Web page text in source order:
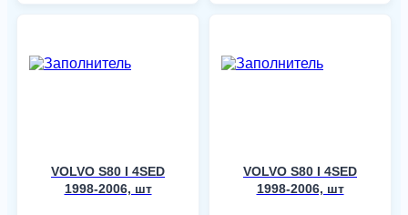
VOLVO S80 I 4SED
1998-2006, шт
VOLVO S80 I 4SED
1998-2006, шт